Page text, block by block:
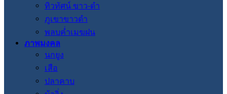
ทิวทัศน์ ขาว-ดำ
ภูเขาขาวดำ
พลบค่ำเมฆฝน
ภาพมงคล
นกยูง
เสือ
ปลาคาบ